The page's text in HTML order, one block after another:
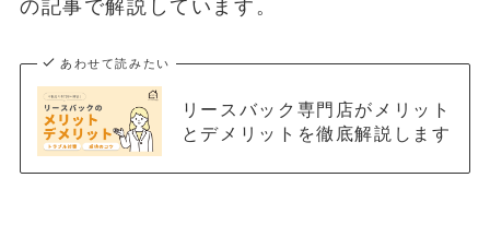
の記事で解説しています。
あわせて読みたい
リースバック専門店がメリット
とデメリットを徹底解説します